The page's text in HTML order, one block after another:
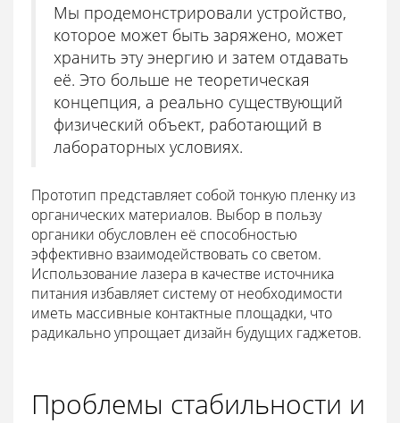
Мы продемонстрировали устройство,
которое может быть заряжено, может
хранить эту энергию и затем отдавать
её. Это больше не теоретическая
концепция, а реально существующий
физический объект, работающий в
лабораторных условиях.
Прототип представляет собой тонкую пленку из
органических материалов. Выбор в пользу
органики обусловлен её способностью
эффективно взаимодействовать со светом.
Использование лазера в качестве источника
питания избавляет систему от необходимости
иметь массивные контактные площадки, что
радикально упрощает дизайн будущих гаджетов.
Проблемы стабильности и